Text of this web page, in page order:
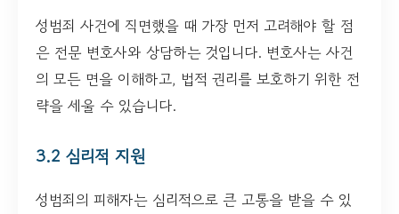
성범죄 사건에 직면했을 때 가장 먼저 고려해야 할 점
은 전문 변호사와 상담하는 것입니다. 변호사는 사건
의 모든 면을 이해하고, 법적 권리를 보호하기 위한 전
략을 세울 수 있습니다.
3.2 심리적 지원
성범죄의 피해자는 심리적으로 큰 고통을 받을 수 있